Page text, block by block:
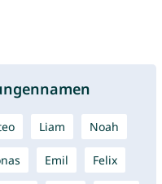
Liam Noah
Emil Felix